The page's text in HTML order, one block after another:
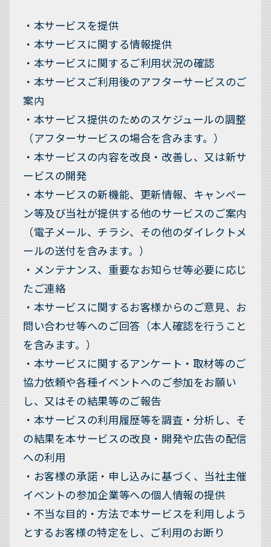
・本サービスを提供
・本サービスに関する情報提供
・本サービスに関するご利用状況の確認
・本サービスご利用後のアフターサービスのご
案内
・本サービス提供のためのスケジュールの調整
（アフターサービスの場合を含みます。）
・本サービスの内容を改良・改善し、又は新サ
ービスの開発
・本サービスの新機能、更新情報、キャンペー
ン等及び当社が提供する他のサービスのご案内
（電子メール、チラシ、その他のダイレクトメ
ールの送付を含みます。）
・メンテナンス、重要なお知らせ等必要に応じ
たご連絡
・本サービスに関するお客様からのご意見、お
問い合わせ等へのご回答（本人確認を行うこと
を含みます。）
・本サービスに関するアンケート・取材等のご
協力依頼や各種イベントへのご参加をお願い
し、又はその結果等のご報告
・本サービスの利用履歴等を調査・分析し、そ
の結果を本サービスの改良・開発や広告の配信
への利用
・お客様の承諾・申し込みに基づく、当社主催
イベントの参加企業等への個人情報の提供
・不当な目的・方法で本サービスを利用しよう
とするお客様の特定をし、ご利用のお断り